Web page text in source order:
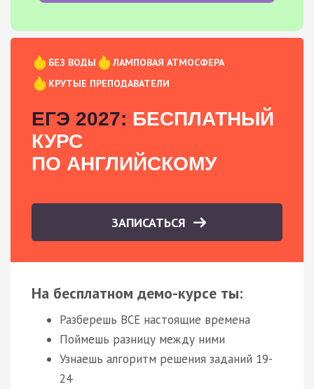
БЕЗ ВОДЫ
ЛАМПОВАЯ АТМОСФЕРА
КРУТЫЕ ПРЕПОДАВАТЕЛИ
ЕГЭ 2027: БЕСПЛАТНЫЙ
КУРС
ПО АНГЛИЙСКОМУ
ЗАПИСАТЬСЯ
На бесплатном демо-курсе ты:
Разберешь ВСЕ настоящие времена
Поймешь разницу между ними
Узнаешь алгоритм решения заданий 19-
24